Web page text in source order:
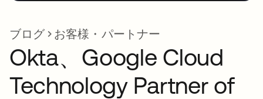
ブログ お客様・パートナー
Okta、Google Cloud
Technology Partner of